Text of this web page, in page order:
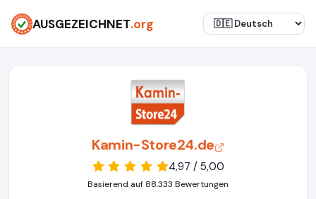
AUSGEZEICHNET.org
Kamin-Store24.de
4,97 / 5,00
Basierend auf 88.333 Bewertungen